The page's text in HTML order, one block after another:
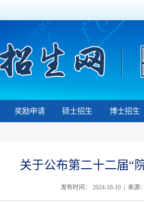
奖励申请 硕士招生 博士招生
关于公布第二十二届“
发布时间： 2024-10-10 | 来